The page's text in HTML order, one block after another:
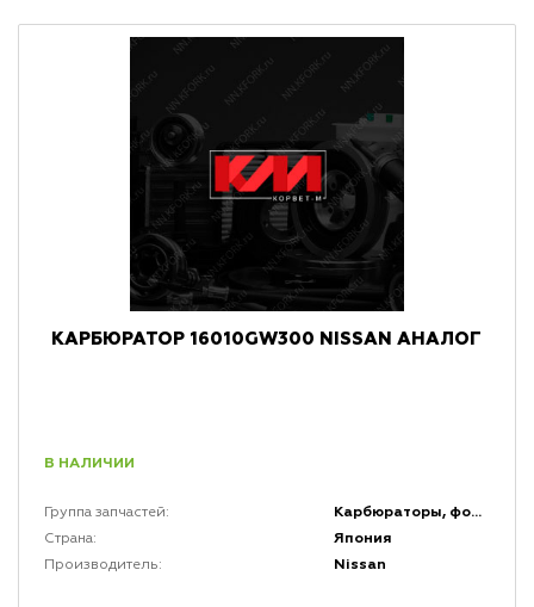
КАРБЮРАТОР 16010GW300 NISSAN АНАЛОГ
В НАЛИЧИИ
Группа запчастей: Карбюраторы, форсунки, дроссельные заслонки и инжекторы
Страна: Япония
Производитель: Nissan